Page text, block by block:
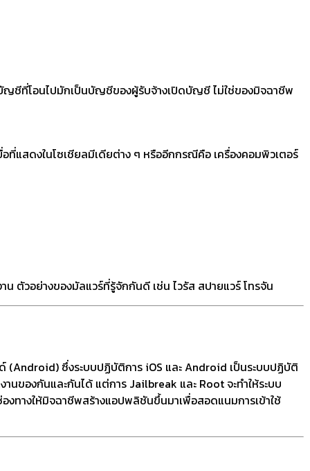
ญชีที่โอนไปมักเป็นบัญชีของผู้รับจ้างเปิดบัญชี ไม่ใช่ของมิจฉาชีพ
ที่แสดงในโซเชียลมีเดียต่าง ๆ หรืออีกกรณีคือ เครื่องคอมพิวเตอร์
น ตัวอย่างของมัลแวร์ที่รู้จักกันดี เช่น ไวรัส สปายแวร์ โทรจัน
(Android) ซึ่งระบบปฏิบัติการ iOS และ Android เป็นระบบปฏิบัติ
ของกันและกันได้ แต่การ Jailbreak และ Root จะทำให้ระบบ
งทางให้มิจฉาชีพสร้างแอปพลิชันขึ้นมาเพื่อสอดแนมการเข้าใช้